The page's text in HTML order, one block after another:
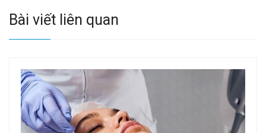
Bài viết liên quan